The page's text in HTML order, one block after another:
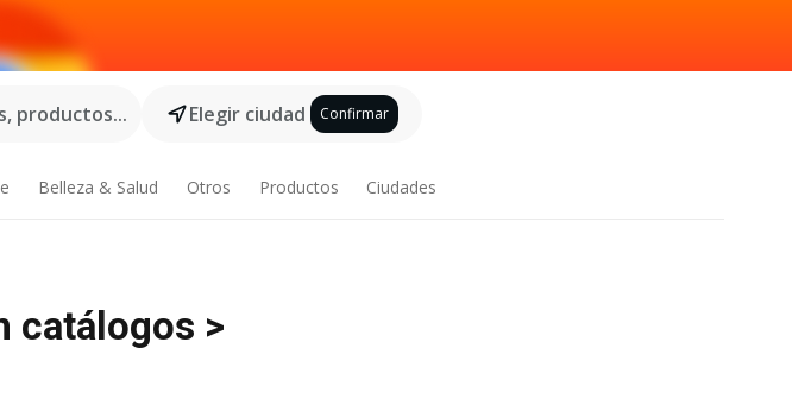
productos...
Elegir ciudad Confirmar
Belleza & Salud Otros Productos Ciudades
catálogos >